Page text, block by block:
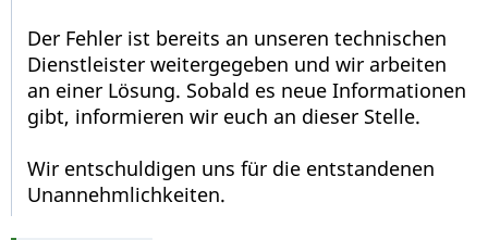
Der Fehler ist bereits an unseren technischen
Dienstleister weitergegeben und wir arbeiten
an einer Lösung. Sobald es neue Informationen
gibt, informieren wir euch an dieser Stelle.
Wir entschuldigen uns für die entstandenen
Unannehmlichkeiten.